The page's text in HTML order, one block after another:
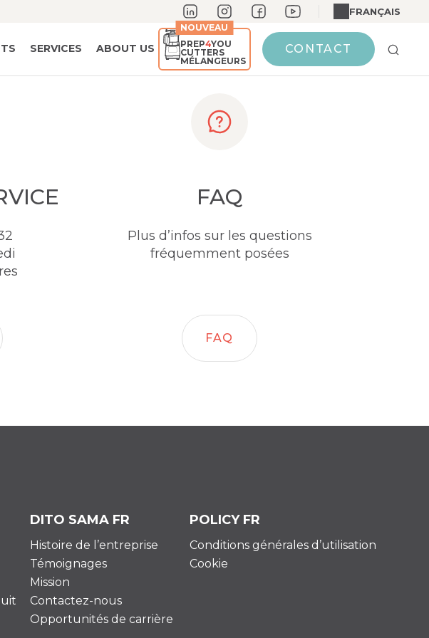
FRANÇAIS
SERVICES ABOUT US PREP4YOU
CUTTERS
MÉLANGEURS
NOUVEAU
CONTACT
FAQ
Plus d’infos sur les questions
fréquemment posées
FAQ
DITO SAMA FR
Histoire de l’entreprise
Témoignages
Mission
Contactez-nous
Opportunités de carrière
POLICY FR
Conditions générales d’utilisation
Cookie